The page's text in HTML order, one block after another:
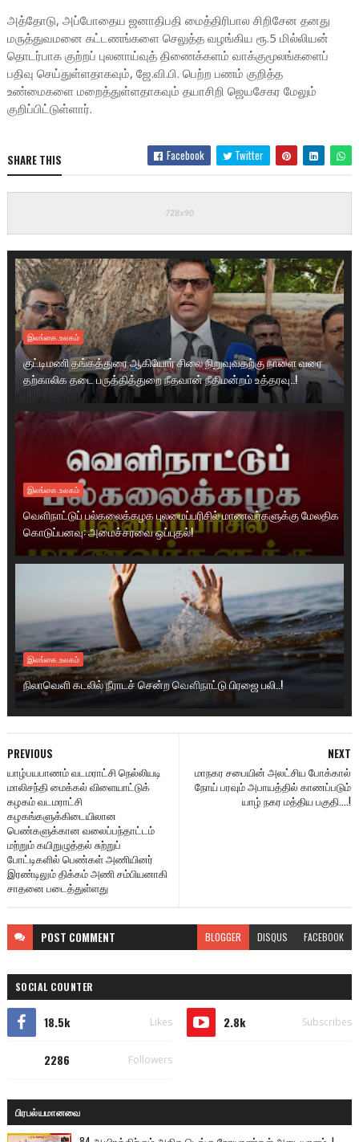
அத்தோடு, அப்போதைய ஜனாதிபதி மைத்திரிபால சிறிசேன தனது
மருத்துவமனை கட்டணங்களை செலுத்த வழங்கிய ரூ.5 மில்லியன்
தொடர்பாக குற்றப் புலனாய்வுத் திணைக்களம் வாக்குமூலங்களைப்
பதிவு செய்துள்ளதாகவும், ஜே.வி.பி. பெற்ற பணம் குறித்த
உண்மைகளை மறைத்துள்ளதாகவும் தயாசிறி ஜெயசேகர மேலும்
குறிப்பிட்டுள்ளார்.
SHARE THIS Facebook Twitter
இலங்கை.உலகம்
குட்டிமணி தங்கத்துரை ஆகியோர் சிலை நிறுவுவதற்கு நாளை வரை
தற்காலிக தடை பருத்தித்துறை நீதவான் நீதிமன்றம் உத்தரவு..!
இலங்கை.உலகம்
வெளிநாட்டுப் பல்கலைக்கழக புலமைப்பரிசில் மாணவர்களுக்கு மேலதிக
கொடுப்பனவு: அமைச்சரவை ஒப்புதல்!
இலங்கை.உலகம்
நிலாவெளி கடலில் நீராடச் சென்ற வௌிநாட்டு பிரஜை பலி..!
NEXT
மாநகர சபையின் அலட்சிய போக்கால்
நோய் பரவும் அபாயத்தில் காணப்படும்
யாழ் நகர மத்திய பகுதி....!
PREVIOUS
யாழ்பயபாணம் வடமராட்சி நெல்லியடி
மாலிசந்தி மைக்கல் விளையாட்டுக்
கழகம் வடமராட்சி
கழகங்களுக்கிடையிலான
பெண்களுக்கான வலைப்பந்தாட்டம்
மற்றும் கயிறுழுத்தல் சுற்றுப்
போட்டிகளில் பெண்கள் அணியினர்
இரண்டிலும் திக்கம் அணி சம்பியனாகி
சாதனை படைத்துள்ளது
POST COMMENT BLOGGER DISQUS FACEBOOK
SOCIAL COUNTER
18.5k Likes 2.8k Subscribes
2286 Followers
பிரபல்யமானவை